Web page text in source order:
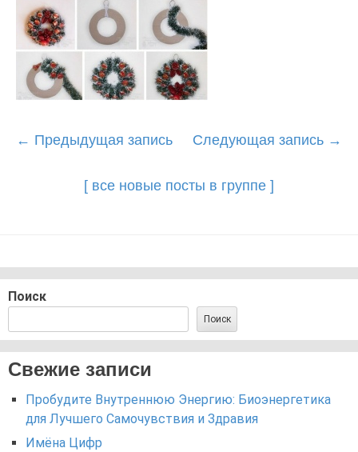
Post
← Предыдущая запись Следующая запись →
[ все новые посты в группе ]
Поиск
Поиск
Свежие записи
Пробудите Внутреннюю Энергию: Биоэнергетика
для Лучшего Самочувствия и Здравия
Имёна Цифр